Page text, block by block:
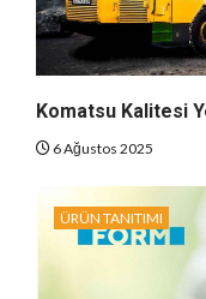
Komatsu Kalitesi
6 Ağustos 2025
ÜRÜN TANITIMI